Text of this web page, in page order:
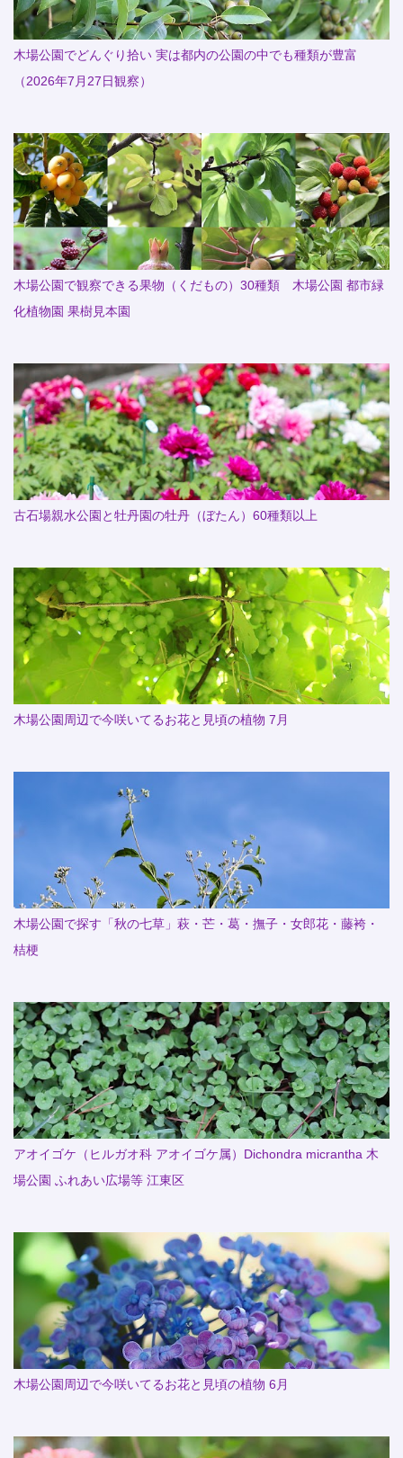
木場公園でどんぐり拾い 実は都内の公園の中でも種類が豊富
（2026年7月27日観察）
木場公園で観察できる果物（くだもの）30種類 木場公園 都市緑
化植物園 果樹見本園
古石場親水公園と牡丹園の牡丹（ぼたん）60種類以上
木場公園周辺で今咲いてるお花と見頃の植物 7月
木場公園で探す「秋の七草」萩・芒・葛・撫子・女郎花・藤袴・
桔梗
アオイゴケ（ヒルガオ科 アオイゴケ属）Dichondra micrantha 木
場公園 ふれあい広場等 江東区
木場公園周辺で今咲いてるお花と見頃の植物 6月